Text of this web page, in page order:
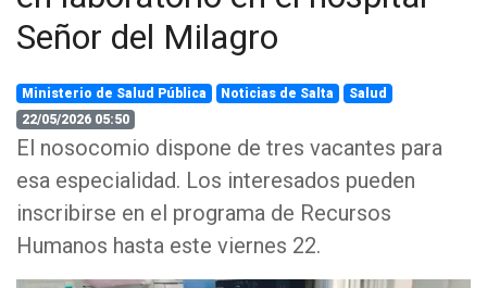
Señor del Milagro
Ministerio de Salud Pública Noticias de Salta
Salud
22/05/2026 05:50
El nosocomio dispone de tres vacantes para
esa especialidad. Los interesados pueden
inscribirse en el programa de Recursos
Humanos hasta este viernes 22.